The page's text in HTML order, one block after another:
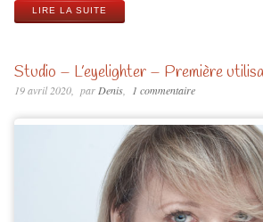
LIRE LA SUITE
Studio – L’eyelighter – Première
19 avril 2020 par Denis 1 commentaire